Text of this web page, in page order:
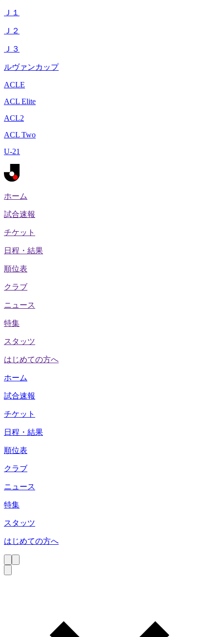
Ｊ１
Ｊ２
Ｊ３
ルヴァンカップ
ACLE
ACL Elite
ACL2
ACL Two
U-21
ホーム
試合速報
チケット
日程・結果
順位表
クラブ
ニュース
特集
スタッツ
はじめての方へ
ホーム
試合速報
チケット
日程・結果
順位表
クラブ
ニュース
特集
スタッツ
はじめての方へ